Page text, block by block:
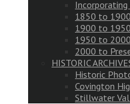
Incorporating
1850 to 1900
1900 to 1950
1950 to 2000
2000 to
HISTORIC
Historic
Covington
Stillwater